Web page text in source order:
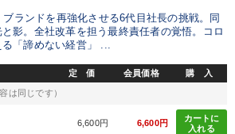
録〈売れ筋・人気〉音声＆動画20選
ランドを再強化させる6代目社長の挑戦。同
影。全社改革を担う最終責任者の覚悟。コロ
「諦めない経営」 ...
定 価 会員価格 購 入
は同じです）
6,600円 6,600円
カートに
入れる